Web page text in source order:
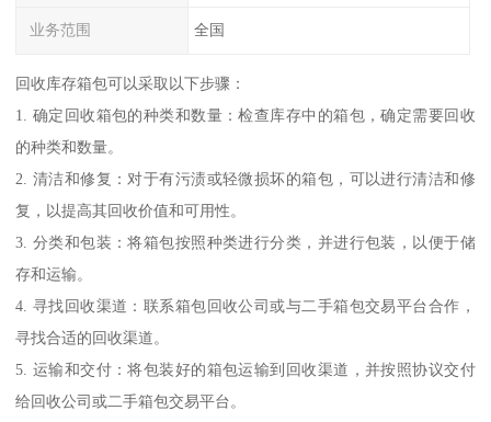
业务范围 全国
回收库存箱包可以采取以下步骤：
1. 确定回收箱包的种类和数量：检查库存中的箱包，确定需要回收
的种类和数量。
2. 清洁和修复：对于有污渍或轻微损坏的箱包，可以进行清洁和修
复，以提高其回收价值和可用性。
3. 分类和包装：将箱包按照种类进行分类，并进行包装，以便于储
存和运输。
4. 寻找回收渠道：联系箱包回收公司或与二手箱包交易平台合作，
寻找合适的回收渠道。
5. 运输和交付：将包装好的箱包运输到回收渠道，并按照协议交付
给回收公司或二手箱包交易平台。